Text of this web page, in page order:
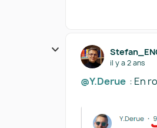
il y a 2 ans
@Y.Derue : En